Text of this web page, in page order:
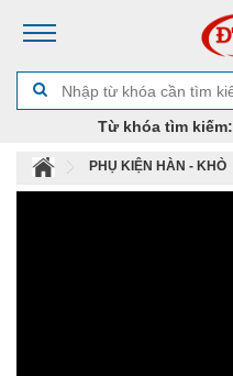
Từ khóa tìm kiếm:
PHỤ KIỆN HÀN - KHÒ